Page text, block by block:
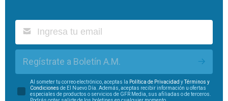
Regístrate a Boletín A.M.
Al someter tu correo electrónico, aceptas la Política de Privacidad yTérminos y
Condiciones de El Nuevo Día. Además, aceptas recibir información u ofertas
especiales de productos o servicios de GFR Media, sus afiliadas o de terceros.